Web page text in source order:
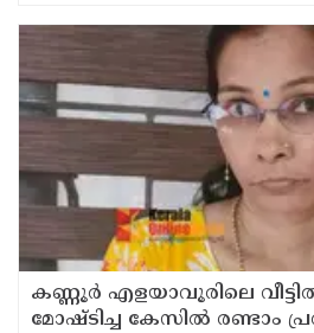
കണ്ണൂർ എളയാവൂരിലെ
മോഷ്ടിച്ച കേസിൽ രണ്ടാം